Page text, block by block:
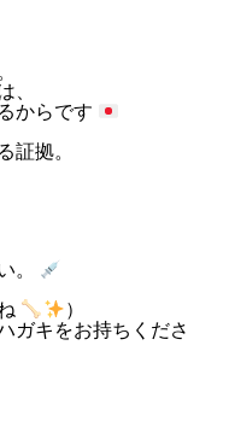
、
からです
証拠。
。
）
ガキをお持ちくださ